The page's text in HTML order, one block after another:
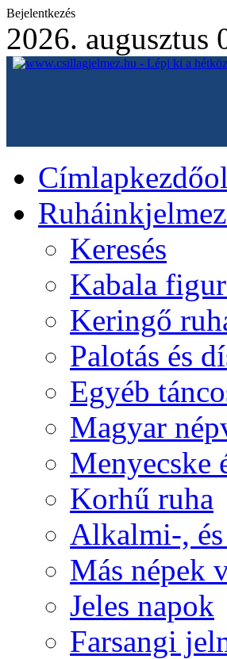
Bejelentkezés
2026. augusztus
Címlap
Ruháink
Keresés
Kabala
Keringő
Palotás és
Egyéb
Magyar
Menyecske
Korhű ruha
Alkalmi-,
Más népek
Jeles napok
Farsangi